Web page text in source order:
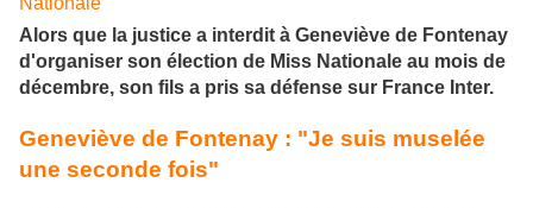
Alors que la justice a interdit à Geneviève de Fontenay
d'organiser son élection de Miss Nationale au mois de
décembre, son fils a pris sa défense sur France Inter.
Geneviève de Fontenay : "Je suis muselée
une seconde fois"